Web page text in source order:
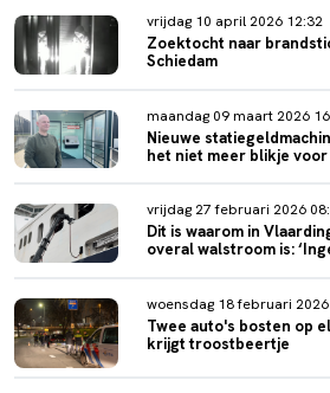
vrijdag 10 april 2026 12:32
Zoektocht naar
Schiedam
maandag 09 maart 2026
Nieuwe
het niet meer blikje voor
vrijdag 27 februari 2026
Dit is waarom in
overal walstroom is:
woensdag 18 februari
Twee auto's bosten op
krijgt troostbeertje